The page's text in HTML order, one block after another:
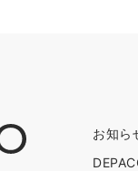
お知ら